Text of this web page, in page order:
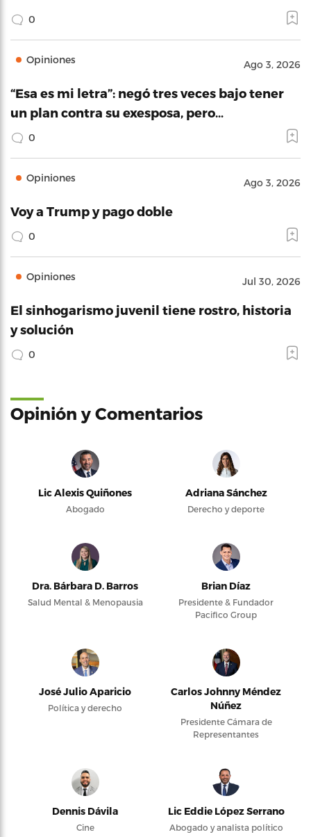
0
Opiniones Ago 3, 2026
“Esa es mi letra”: negó tres veces bajo tener
un plan contra su exesposa, pero…
0
Opiniones Ago 3, 2026
Voy a Trump y pago doble
0
Opiniones Jul 30, 2026
El sinhogarismo juvenil tiene rostro, historia
y solución
0
Opinión y Comentarios
Lic Alexis Quiñones
Abogado
Adriana Sánchez
Derecho y deporte
Dra. Bárbara D. Barros
Salud Mental & Menopausia
Brian Díaz
Presidente & Fundador
Pacifico Group
José Julio Aparicio
Política y derecho
Carlos Johnny Méndez
Núñez
Presidente Cámara de
Representantes
Dennis Dávila
Cine
Lic Eddie López Serrano
Abogado y analista político